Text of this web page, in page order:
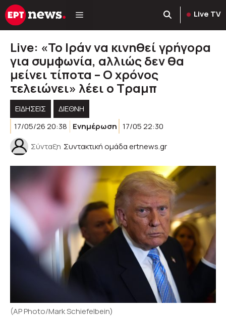
Μετάβαση
σε
Live TV
Live: «Το Ιράν να κινηθεί γρήγορα
για συμφωνία, αλλιώς δεν θα
μείνει τίποτα – Ο χρόνος
τελειώνει» λέει ο Τραμπ
ΕΙΔΗΣΕΙΣ
ΔΙΕΘΝΗ
17/05/26 20:38
Ενημέρωση 17/05 22:30
Σύνταξη Συντακτική ομάδα ertnews.gr
(AP Photo/Mark Schiefelbein)